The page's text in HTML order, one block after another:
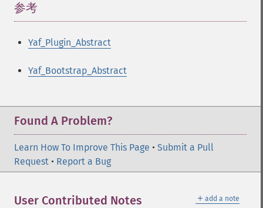
参考
Yaf_Plugin_Abstract
Yaf_Bootstrap_Abstract
Found A Problem?
Learn How To Improve This Page • Submit a Pull
Request • Report a Bug
＋ add a note
User Contributed Notes